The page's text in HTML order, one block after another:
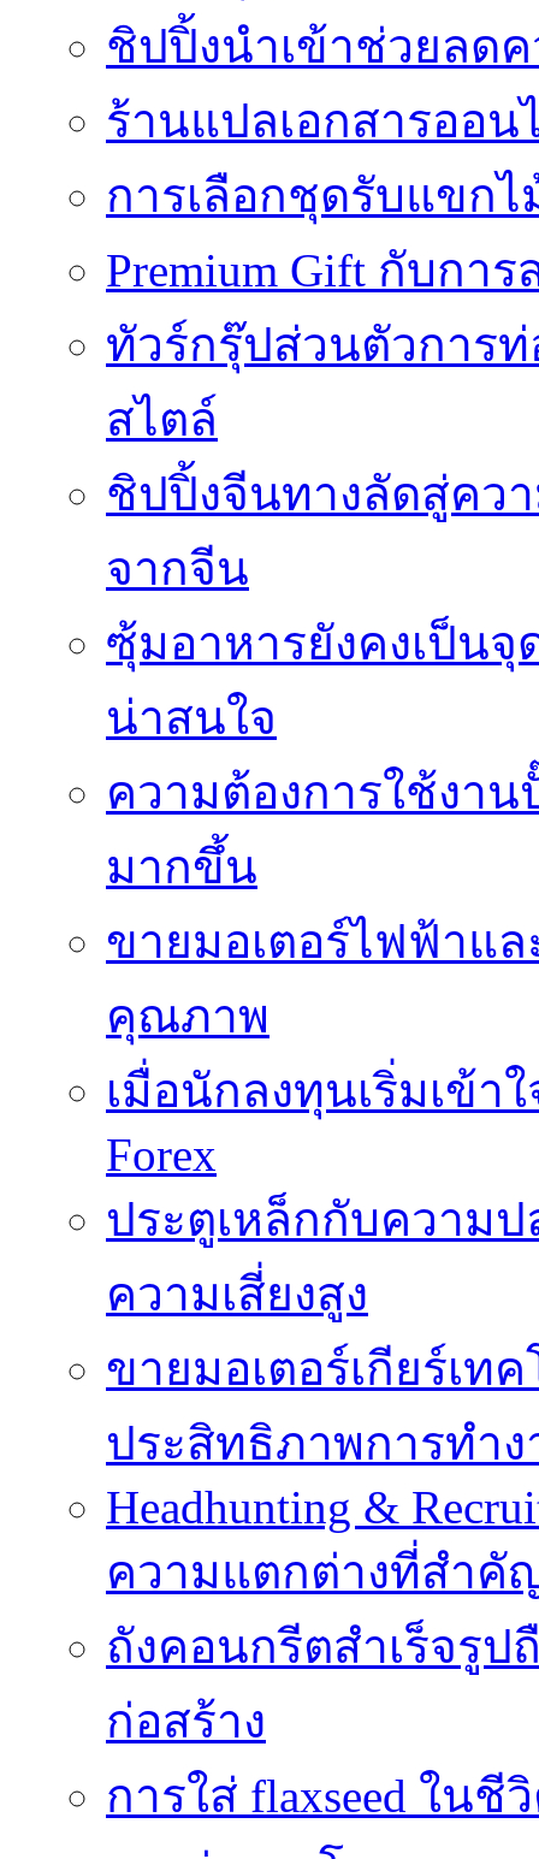
ชิปปิ้งนำเข้าช่วยลด
ร้านแปลเอกสารออน
การเลือกชุดรับแขก
Premium Gift กับกา
ทัวร์กรุ๊ปส่วนตัวการ
สไตล์
ชิปปิ้งจีนทางลัดสู่คว
จากจีน
ซุ้มอาหารยังคงเป็น
น่าสนใจ
ความต้องการใช้งา
มากขึ้น
ขายมอเตอร์ไฟฟ้าแ
คุณภาพ
เมื่อนักลงทุนเริ่มเข้า
Forex
ประตูเหล็กกับความ
ความเสี่ยงสูง
ขายมอเตอร์เกียร์เท
ประสิทธิภาพการทำ
Headhunting &
ความแตกต่างที่สำคั
ถังคอนกรีตสำเร็จรู
ก่อสร้าง
การใส่ flaxseed ใน